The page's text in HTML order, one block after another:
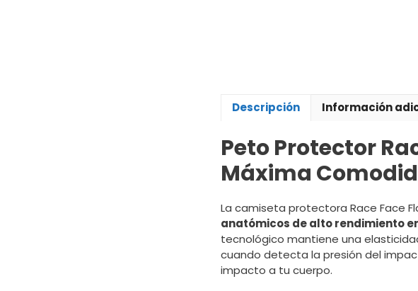
Descripción Información
Peto Protector
Máxima
La camiseta protectora Race Face
anatómicos de alto rendimiento
tecnológico mantiene una
cuando detecta la presión del
impacto a tu cuerpo.